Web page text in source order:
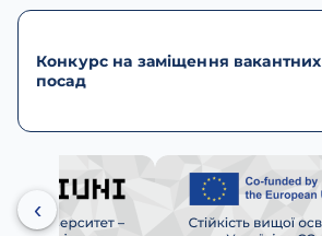
Конкурс на заміщення вакантних
посад
‹